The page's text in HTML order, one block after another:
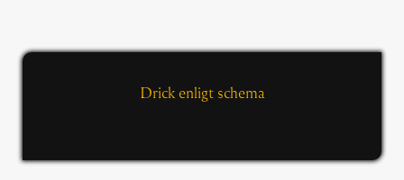
Drick enligt schema